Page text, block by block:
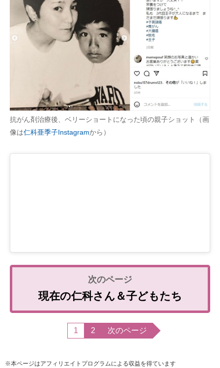
抗がん剤治療後、ベリーショートになった頃の親子ショット（画
像は仁科亜季子Instagramから）
現在の仁科さん＆子どもたち
1 2 次のページ
※本ページはアフィリエイトプログラムによる収益を得ています